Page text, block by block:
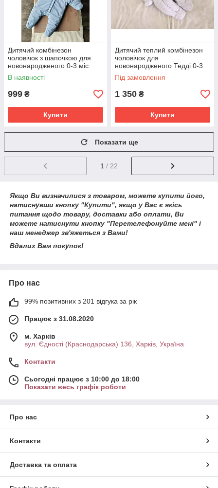
Дитячий комбінезон
чоловічок з шапочкою для
новонародженого 0-3 міс
Зима Весна Осінь
В наявності
999 ₴
Купити
Дитячий теплий комбінезон
чоловічок для
новонародженого Тедді 0-3
міс 56-62 см Зима Весна
Осінь
Під замовлення
1 350 ₴
Купити
Показати ще
1 / 22
Якщо Ви визначилися з товаром, можете купити його,
натиснувши кнопку "Купити", якщо у Вас є якісь
питання щодо товару, доставки або оплати, Ви
можете натиснути кнопку "Перетелефонуйте мені" і
наш менеджер зв'яжеться з Вами!
Вдалих Вам покупок!
Про нас
99% позитивних з 201 відгука за рік
Працює з 31.08.2020
м. Харків
вул. Єдності (Краснодарська) 136, Харків, Україна
Контакти
Сьогодні працює з 10:00 до 18:00
Показати весь графік роботи
Про нас
Контакти
Доставка та оплата